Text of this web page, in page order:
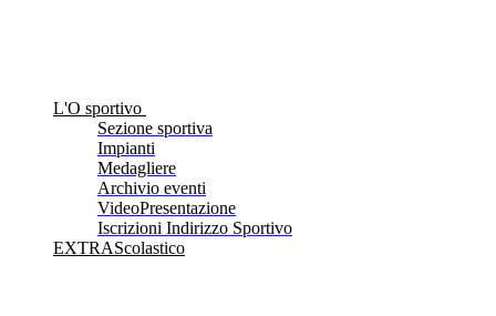
L'O sportivo
Sezione sportiva
Impianti
Medagliere
Archivio eventi
VideoPresentazione
Iscrizioni Indirizzo Sportivo
EXTRAScolastico